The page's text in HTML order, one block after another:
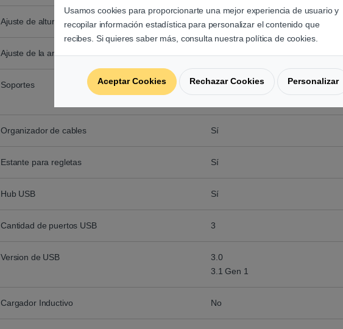
Ajuste de altura No
Ajuste de la anchura del marco No
Soportes
Portavasos
Organizador de cables Sí
Estante para regletas Sí
Hub USB Sí
Cantidad de puertos USB 3
Version de USB
3.0
3.1 Gen 1
Cargador Inductivo No
Usamos cookies para proporcionarte una mejor experiencia de usuario y
recopilar información estadística para personalizar el contenido que
recibes. Si quieres saber más, consulta nuestra política de cookies.
Aceptar Cookies Rechazar Cookies Personalizar